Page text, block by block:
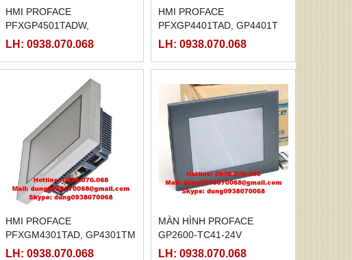
HMI PROFACE
PFXGP4501TADW,
GP4501TW
LH: 0938.070.068
HMI PROFACE
PFXGP4401TAD, GP4401T
LH: 0938.070.068
HMI PROFACE
PFXGM4301TAD, GP4301TM
LH: 0938.070.068
MÀN HÌNH PROFACE
GP2600-TC41-24V
LH: 0938.070.068